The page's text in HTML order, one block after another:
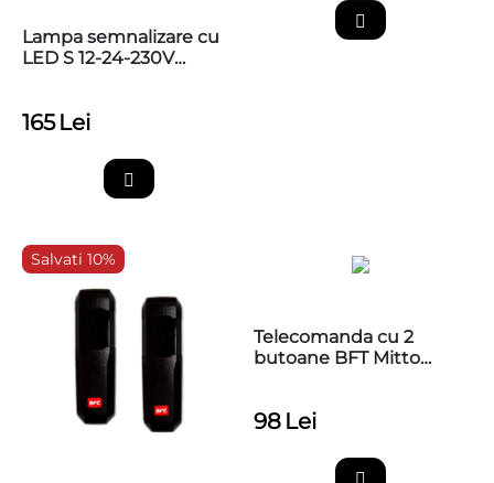
Lampa semnalizare cu
LED S 12-24-230V
165 Lei
Salvati 10%
Telecomanda cu 2
butoane BFT Mitto
98 Lei